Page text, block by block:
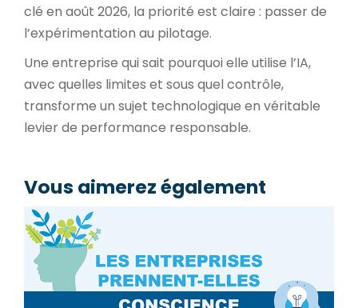
clé en août 2026, la priorité est claire : passer de
l’expérimentation au pilotage.
Une entreprise qui sait pourquoi elle utilise l’IA,
avec quelles limites et sous quel contrôle,
transforme un sujet technologique en véritable
levier de performance responsable.
Vous aimerez également